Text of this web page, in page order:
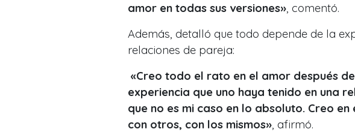
amor en todas sus versiones», comentó.
Además, detalló que todo depende de la
relaciones de pareja:
«Creo todo el rato en el amor después
experiencia que uno haya tenido en una
que no es mi caso en lo absoluto. Creo
con otros, con los mismos», afirmó.